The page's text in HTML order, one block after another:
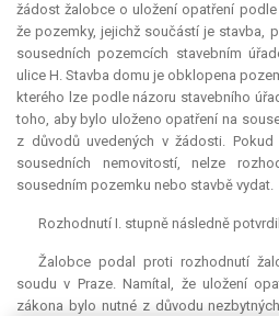
žádost žalobce o uložení opatření
že pozemky, jejichž součástí je stavba,
sousedních pozemcích stavebním
ulice H. Stavba domu je obklopena
kterého lze podle názoru stavebního
toho, aby bylo uloženo opatření na
z důvodů uvedených v žádosti.
sousedních nemovitostí, nelze
sousedním pozemku nebo stavbě vydat.
Rozhodnutí I. stupně následně
Žalobce podal proti rozhodnutí
soudu v Praze. Namítal, že uložení
zákona bylo nutné z důvodu